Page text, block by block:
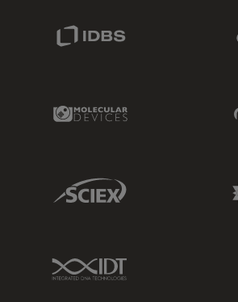
IDBS Link
Molecular Devices Link
Sciex Link
IDT Link